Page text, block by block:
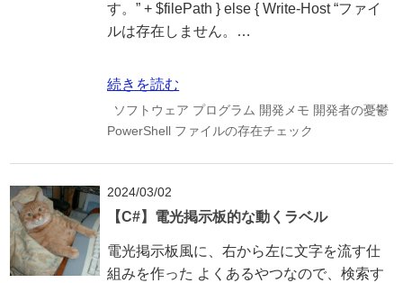
す。” + $filePath } else { Write-Host “ファイ
ルは存在しません。…
続きを読む
ソフトウェア プログラム 開発メモ 開発者の憂鬱
PowerShell ファイルの存在チェック
2024/03/02
【C#】電光掲示板的な動くラベル
電光掲示板風に、右から左に文字を流す仕
組みを作った よくあるやつなので、検索す